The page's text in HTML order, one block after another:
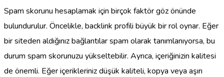
Spam skorunu hesaplamak için birçok faktör göz önünde
bulundurulur. Öncelikle, backlink profili büyük bir rol oynar. Eğer
bir siteden aldığınız bağlantılar spam olarak tanımlanıyorsa, bu
durum spam skorunuzu yükseltebilir. Ayrıca, içeriğinizin kalitesi
de önemli. Eğer içerikleriniz düşük kaliteli, kopya veya aşırı